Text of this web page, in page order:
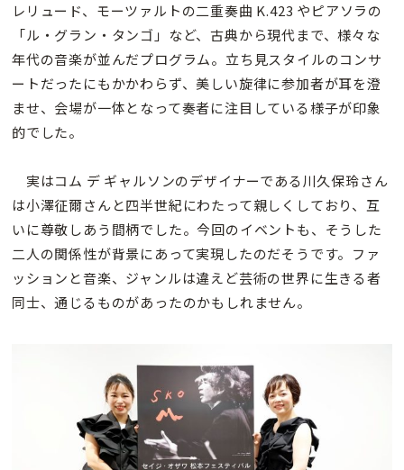
レリュード、モーツァルトの二重奏曲 K.423 やピアソラの
「ル・グラン・タンゴ」など、古典から現代まで、様々な
年代の音楽が並んだプログラム。立ち見スタイルのコンサ
ートだったにもかかわらず、美しい旋律に参加者が耳を澄
ませ、会場が一体となって奏者に注目している様子が印象
的でした。
実はコム デ ギャルソンのデザイナーである川久保玲さん
は小澤征爾さんと四半世紀にわたって親しくしており、互
いに尊敬しあう間柄でした。今回のイベントも、そうした
二人の関係性が背景にあって実現したのだそうです。ファ
ッションと音楽、ジャンルは違えど芸術の世界に生きる者
同士、通じるものがあったのかもしれません。